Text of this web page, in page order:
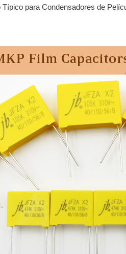
para Condensadores de